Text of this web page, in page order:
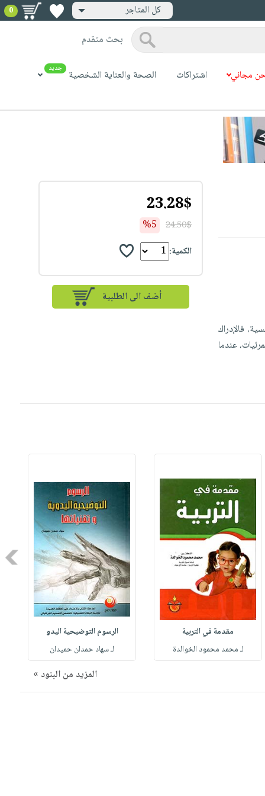
كل المتاجر 0
بحث متقدم
مجاني اشتراكات الصحة والعناية الشخصية جديد
فالإدراك
عندما
23.28$
24.50$
%5
الكمية:
أضف الى الطلبية
مقدمة في التربية
لـ محمد محمود الخوالدة
الرسوم التوضيحية اليدو
لـ سهاد حمدان حميدان
المزيد من البنود »